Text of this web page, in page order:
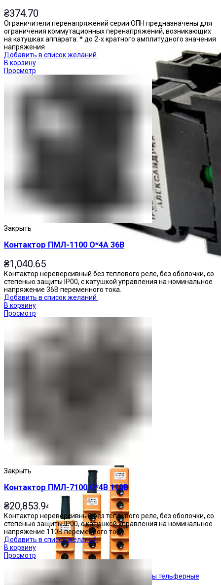
Посты тельферные
₴374.70
Ограничители перенапряжений серии ОПН предназначены для
ограничения коммутационных перенапряжений, возникающих
на катушках аппарата: * до 2-х кратного амплитудного значения
напряжения
Добавить в список желаний
В корзину
Просмотр
Закрыть
Контактор ПМЛ-1100 О*4А 36В
₴1,040.65
Контактор нереверсивный без теплового реле, без оболочки, со
степенью защиты IP00, с катушкой управления на номинальное
напряжение 36В переменного тока.
Добавить в список желаний
В корзину
Просмотр
Закрыть
Контактор ПМЛ-7100 О*4В 110В
₴20,853.94
Контактор нереверсивный без теплового реле, без оболочки, со
степенью защиты IP00, с катушкой управления на номинальное
напряжение 110В переменного тока.
Добавить в список желаний
В корзину
Просмотр